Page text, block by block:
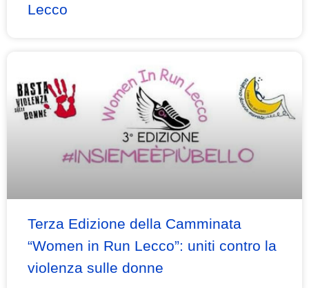
Lecco
Terza Edizione della Camminata
“Women in Run Lecco”: uniti contro la
violenza sulle donne